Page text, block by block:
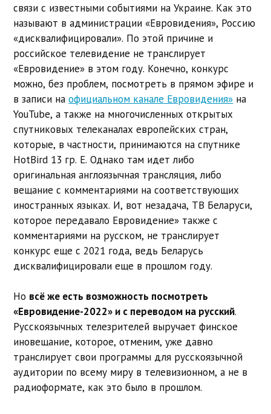
связи с известными событиями на Украине. Как это
называют в администрации «Евровидения», Россию
«дисквалифицировали». По этой причине и
российское телевидение не транслирует
«Евровидение» в этом году. Конечно, конкурс
можно, без проблем, посмотреть в прямом эфире и
в записи наофициальном канале Евровидения» на
YouTube, а также на многочисленных открытых
спутниковых телеканалах европейских стран,
которые, в частности, принимаются на спутнике
HotBird 13 гр. E. Однако там идет либо
оригинальная англоязычная трансляция, либо
вещание с комментариями на соответствующих
иностранных языках. И, вот незадача, ТВ Беларуси,
которое передавало Евровидение» также с
комментариями на русском, не транслирует
конкурс еще с 2021 года, ведь Беларусь
дисквалифицировали еще в прошлом году.
Но всё же есть возможность посмотреть
«Евровидение-2022» и с переводом на русский.
Русскоязычных телезрителей выручает финское
иновещание, которое, отменим, уже давно
транслирует свои программы для русскоязычной
аудитории по всему миру в телевизионном, а не в
радиоформате, как это было в прошлом.